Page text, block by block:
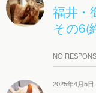
福井・
その6(
NO
2025年4月5日